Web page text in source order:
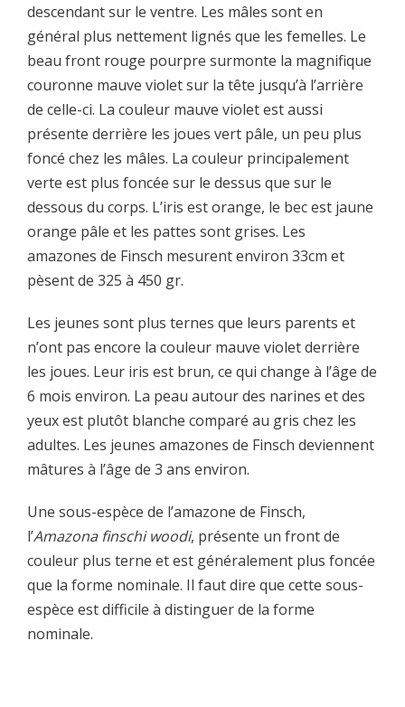
descendant sur le ventre. Les mâles sont en
général plus nettement lignés que les femelles. Le
beau front rouge pourpre surmonte la magnifique
couronne mauve violet sur la tête jusqu’à l’arrière
de celle-ci. La couleur mauve violet est aussi
présente derrière les joues vert pâle, un peu plus
foncé chez les mâles. La couleur principalement
verte est plus foncée sur le dessus que sur le
dessous du corps. L’iris est orange, le bec est jaune
orange pâle et les pattes sont grises. Les
amazones de Finsch mesurent environ 33cm et
pèsent de 325 à 450 gr.
Les jeunes sont plus ternes que leurs parents et
n’ont pas encore la couleur mauve violet derrière
les joues. Leur iris est brun, ce qui change à l’âge de
6 mois environ. La peau autour des narines et des
yeux est plutôt blanche comparé au gris chez les
adultes. Les jeunes amazones de Finsch deviennent
mâtures à l’âge de 3 ans environ.
Une sous-espèce de l’amazone de Finsch,
l’Amazona finschi woodi, présente un front de
couleur plus terne et est généralement plus foncée
que la forme nominale. Il faut dire que cette sous-
espèce est difficile à distinguer de la forme
nominale.